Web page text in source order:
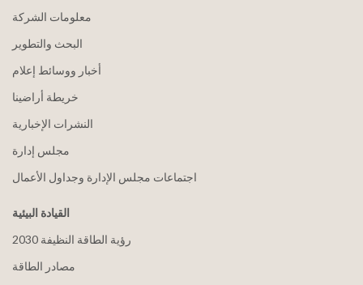
معلومات الشركة
البحث والتطوير
أخبار ووسائط إعلام
خريطة أراضينا
النشرات الإخبارية
مجلس إدارة
اجتماعات مجلس الإدارة وجداول الأعمال
القيادة البيئية
2030 رؤية الطاقة النظيفة
مصادر الطاقة